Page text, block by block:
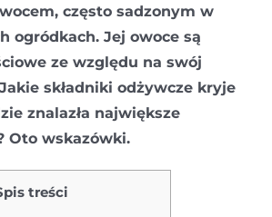
często sadzonym w
ogródkach. Jej owoce są
ze względu na swój
składniki odżywcze kryje
znalazła największe
Oto wskazówki.
treści